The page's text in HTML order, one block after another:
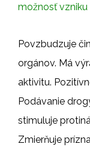
možnosť
Povzbudzuje
orgánov. Má
aktivitu.
Podávanie
stimuluje
Zmierňuje